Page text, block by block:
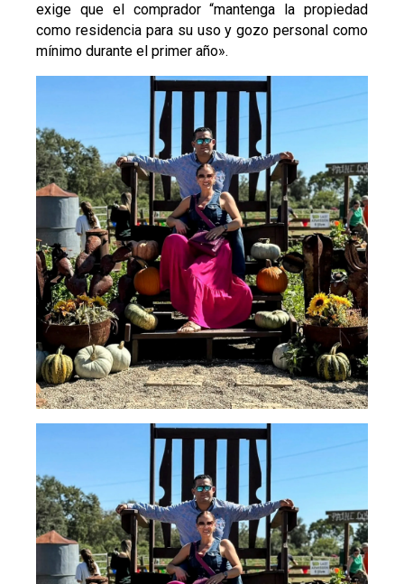
exige que el comprador “mantenga la propiedad
como residencia para su uso y gozo personal como
mínimo durante el primer año».